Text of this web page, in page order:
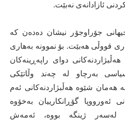
ئازادانەی نەبێت.
جۆراوجۆر نیشان دەدەن کە
قووڵی هەبێت. بۆ نموونە بەهاری
دوای راپەڕینەکان
بەرچاو لە چەند وڵاتێکی
هەمان شێوە هەڵبژاردنەکانی ئەم
ئەورووپا گۆڕانکارییان بەخۆوە
لەسەر ژینگە بووە، ئەمەش